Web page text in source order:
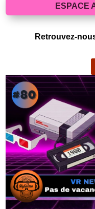
ESPACE
Retrouvez-